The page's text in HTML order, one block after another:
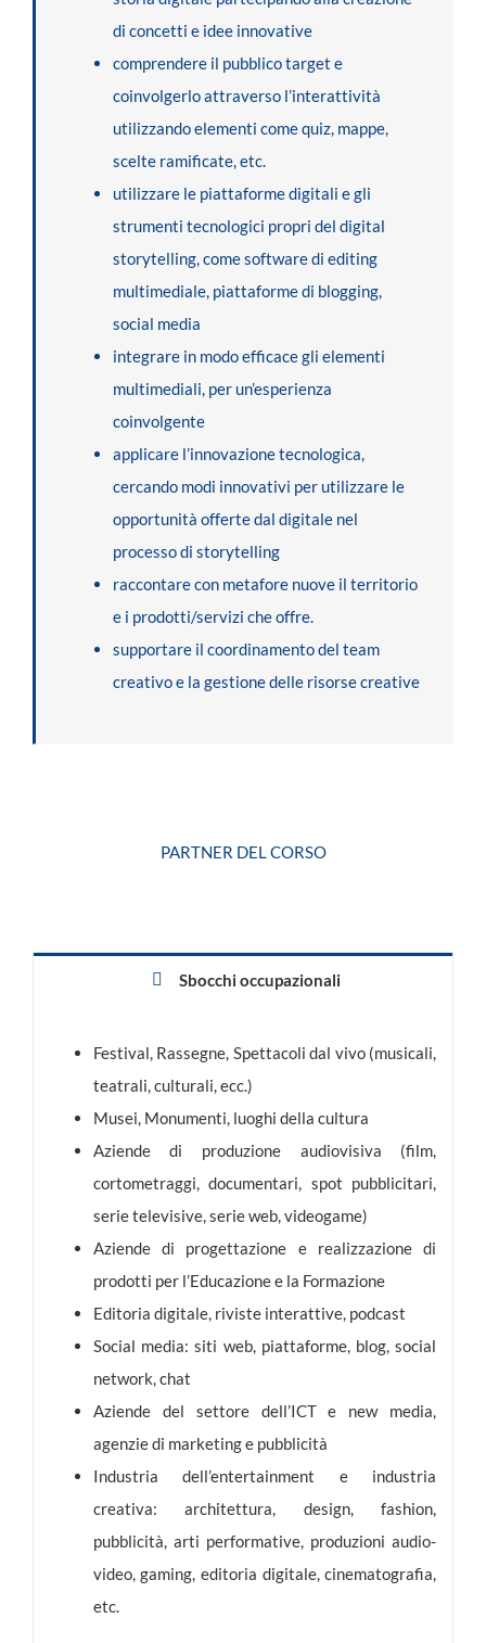
di concetti e idee innovative
comprendere il pubblico target e
coinvolgerlo attraverso l’interattività
utilizzando elementi come quiz, mappe,
scelte ramificate, etc.
utilizzare le piattaforme digitali e gli
strumenti tecnologici propri del digital
storytelling, come software di editing
multimediale, piattaforme di blogging,
social media
integrare in modo efficace gli elementi
multimediali, per un’esperienza
coinvolgente
applicare l’innovazione tecnologica,
cercando modi innovativi per utilizzare le
opportunità offerte dal digitale nel
processo di storytelling
raccontare con metafore nuove il territorio
e i prodotti/servizi che offre.
supportare il coordinamento del team
creativo e la gestione delle risorse creative
PARTNER DEL CORSO
Sbocchi occupazionali
Festival, Rassegne, Spettacoli dal vivo (musicali,
teatrali, culturali, ecc.)
Musei, Monumenti, luoghi della cultura
Aziende di produzione audiovisiva (film,
cortometraggi, documentari, spot pubblicitari,
serie televisive, serie web, videogame)
Aziende di progettazione e realizzazione di
prodotti per l’Educazione e la Formazione
Editoria digitale, riviste interattive, podcast
Social media: siti web, piattaforme, blog, social
network, chat
Aziende del settore dell’ICT e new media,
agenzie di marketing e pubblicità
Industria dell’entertainment e industria
creativa: architettura, design, fashion,
pubblicità, arti performative, produzioni audio-
video, gaming, editoria digitale, cinematografia,
etc.